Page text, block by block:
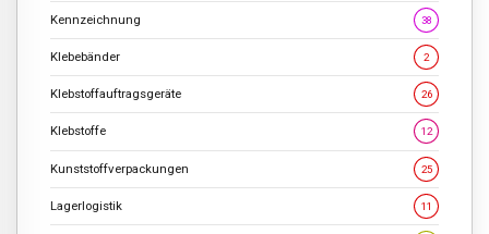
Kennzeichnung 38
Klebebänder 2
Klebstoffauftragsgeräte 26
Klebstoffe 12
Kunststoffverpackungen 25
Lagerlogistik 11